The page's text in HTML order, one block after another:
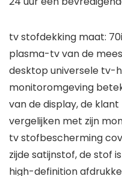
tv stofdekking maat:
plasma-tv van de
desktop universele tv-
monitoromgeving
van de display, de
vergelijken met zijn
tv stofbescherming
zijde satijnstof, de stof
high-definition